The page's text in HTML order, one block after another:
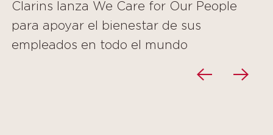
Clarins lanza We Care for Our People
para apoyar el bienestar de sus
empleados en todo el mundo